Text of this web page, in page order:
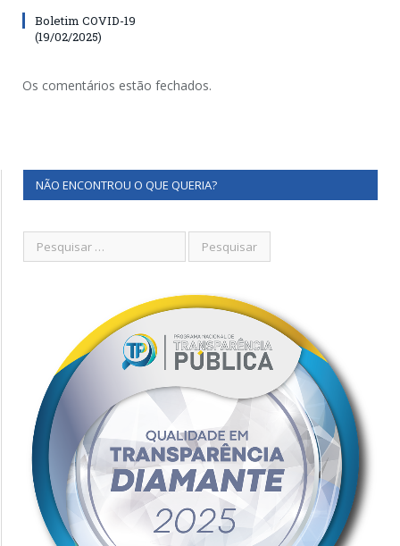
Boletim COVID-19
(19/02/2025)
Os comentários estão fechados.
NÃO ENCONTROU O QUE QUERIA?